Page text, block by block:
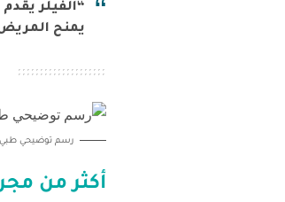
“الفيلر
يمنح المريض
رسم توضيحي طبي
أكثر من